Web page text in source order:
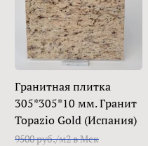
Гранитная плитка
305*305*10 мм. Гранит
Topazio Gold (Испания)
9500 руб./м2 в Мск